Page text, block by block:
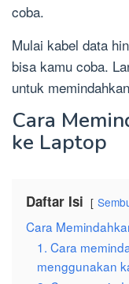
coba.
Mulai kabel data
bisa kamu coba.
untuk
Cara
ke Laptop
Daftar Isi
Cara
1. Cara
menggunakan